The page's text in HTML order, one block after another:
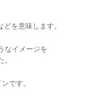
を意味します。
なイメージを
です。